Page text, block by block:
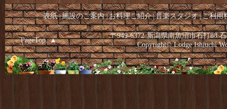
表紙|施設のご案内|お料理ご紹介|音楽スタジオ|ご利用
PageTop. ▲
〒949-6372 新潟県南魚沼市石打88
Copyright© Lodge Ishiuchi